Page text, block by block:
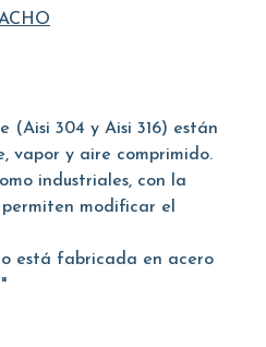
(Aisi 304 y Aisi 316) están
vapor y aire comprimido.
industriales, con la
modificar el
está fabricada en acero